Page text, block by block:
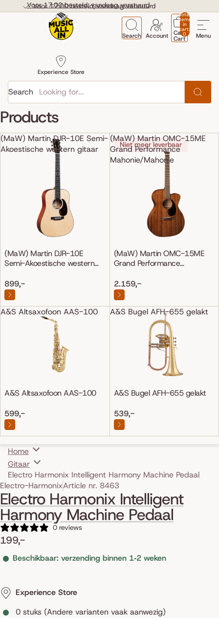
Voor 17:00 besteld, vandaag verstuurd
Voor 17:00 besteld, vandaag verstuurd
Menu
Search
Experience Store
Account
Total
items
in
cart:
0
Cart
Cart
Search
Products
(MaW) Martin DJR-10E Semi-
Akoestische western gitaar
(MaW) Martin DJR-10E
Semi-Akoestische western
899,-
(MaW) Martin OMC-15ME
Grand Performance
Mahonie/Mahonie
Niet meer leverbaar
(MaW) Martin OMC-15ME
Grand Performance
2.159,-
A&S Altsaxofoon AAS-100
A&S Altsaxofoon AAS-100
599,-
A&S Bugel AFH-655 gelakt
A&S Bugel AFH-655 gelakt
539,-
Home
Gitaar
Electro Harmonix Intelligent Harmony Machine Pedaal
Skip to product information
Electro-HarmonixArticle nr. 8463
Electro Harmonix Intelligent
Harmony Machine Pedaal
0 reviews
199,-
Beschikbaar: verzending binnen 1‑2 weken
Experience Store
0 stuks (Andere varianten vaak aanwezig)